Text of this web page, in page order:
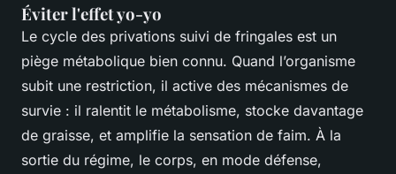
Éviter l'effet yo-yo
Le cycle des privations suivi de fringales est un
piège métabolique bien connu. Quand l’organisme
subit une restriction, il active des mécanismes de
survie : il ralentit le métabolisme, stocke davantage
de graisse, et amplifie la sensation de faim. À la
sortie du régime, le corps, en mode défense,